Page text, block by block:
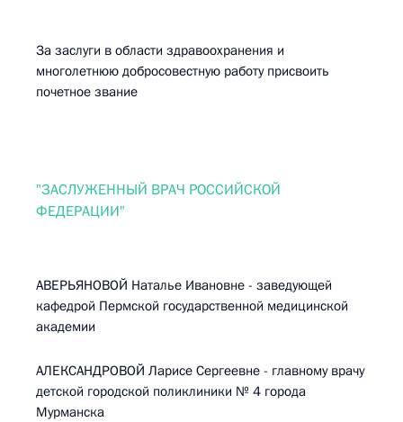
За заслуги в области здравоохранения и
многолетнюю добросовестную работу присвоить
почетное звание
"ЗАСЛУЖЕННЫЙ ВРАЧ РОССИЙСКОЙ
ФЕДЕРАЦИИ"
АВЕРЬЯНОВОЙ Наталье Ивановне - заведующей
кафедрой Пермской государственной медицинской
академии
АЛЕКСАНДРОВОЙ Ларисе Сергеевне - главному врачу
детской городской поликлиники № 4 города
Мурманска